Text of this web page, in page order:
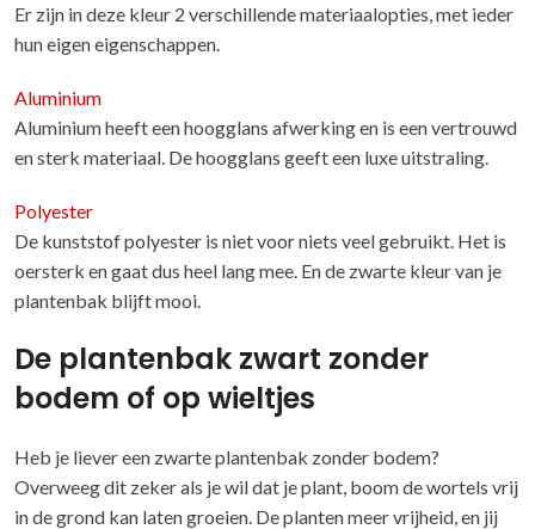
Er zijn in deze kleur 2 verschillende materiaalopties, met ieder
hun eigen eigenschappen.
Aluminium
Aluminium heeft een hoogglans afwerking en is een vertrouwd
en sterk materiaal. De hoogglans geeft een luxe uitstraling.
Polyester
De kunststof polyester is niet voor niets veel gebruikt. Het is
oersterk en gaat dus heel lang mee. En de zwarte kleur van je
plantenbak blijft mooi.
De plantenbak zwart zonder
bodem of op wieltjes
Heb je liever een zwarte plantenbak zonder bodem?
Overweeg dit zeker als je wil dat je plant, boom de wortels vrij
in de grond kan laten groeien. De planten meer vrijheid, en jij